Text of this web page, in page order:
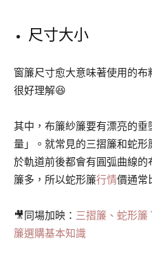
尺寸大小
窗簾尺寸愈大意味著使用的
很好理解😆
其中，布簾紗簾要有漂亮的
量」。就常見的三摺簾和蛇
於軌道前後都會有圓弧曲線
簾多，所以蛇形簾行情價通常
🎥同場加映： 三摺簾、蛇形
簾選購基本知識